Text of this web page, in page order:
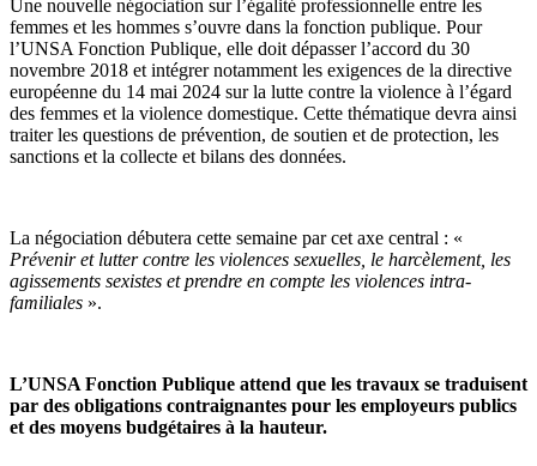
Une nouvelle négociation sur l’égalité professionnelle entre les
femmes et les hommes s’ouvre dans la fonction publique. Pour
l’UNSA Fonction Publique, elle doit dépasser l’accord du 30
novembre 2018 et intégrer notamment les exigences de la directive
européenne du 14 mai 2024 sur la lutte contre la violence à l’égard
des femmes et la violence domestique. Cette thématique devra ainsi
traiter les questions de prévention, de soutien et de protection, les
sanctions et la collecte et bilans des données.
La négociation débutera cette semaine par cet axe central : «
Prévenir et lutter contre les violences sexuelles, le harcèlement, les
agissements sexistes et prendre en compte les violences intra-
familiales ».
L’UNSA Fonction Publique attend que les travaux se traduisent
par des obligations contraignantes pour les employeurs publics
et des moyens budgétaires à la hauteur.